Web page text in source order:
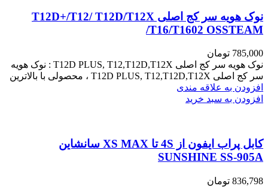
نوک هویه سر کج اصلی T12D+/T12/ T12D/T12X
/T16/T1602 OSSTEAM
785,000 تومان
نوک هویه سر کج اصلی T12D PLUS, T12,T12D,T12X : نوک هویه
سر کج اصلی T12D PLUS, T12,T12D,T12X ، محصولی با بالاترین
افزودن به علاقه مندی
افزودن به سبد خرید
کابل پراب ایفون از 4S تا XS MAX سانشاین
SUNSHINE SS-905A
836,798 تومان